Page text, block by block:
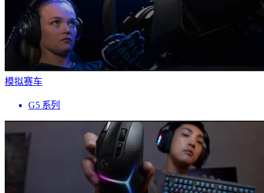
模拟赛车
G5 系列